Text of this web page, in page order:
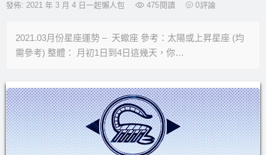
發佈: 2021 年 3 月 4 日一起懶人包 475 閱讀 0評論
2021.03月份星座運勢 – 天蠍座 參考：太陽或上昇星座 (均
需參考) 整體： 月初1日到4日這幾天，你…